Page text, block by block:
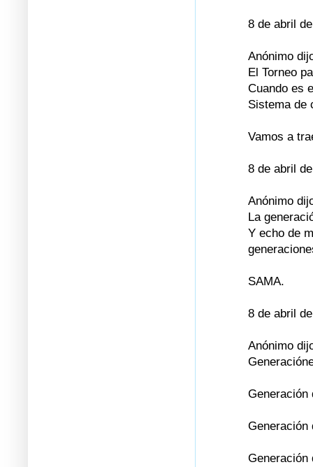
8 de abril
Anónimo
El Torneo
Cuando es
Sistema de
Vamos a
8 de abril
Anónimo
La
Y echo de
SAMA.
8 de abril
Anónimo
Generación
Generación
Generación